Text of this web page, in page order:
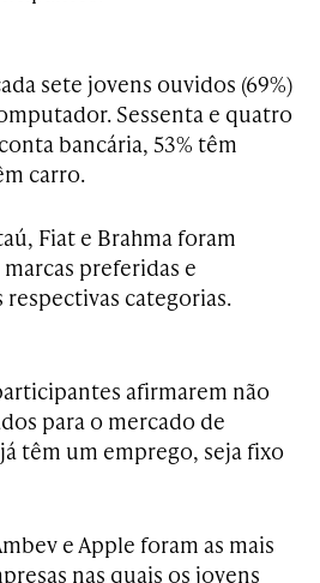
sete jovens ouvidos (69%)
Sessenta e quatro
bancária, 53% têm
carro.
Fiat e Brahma foram
preferidas e
respectivas categorias.
afirmarem não
para o mercado de
têm um emprego, seja fixo
e Apple foram as mais
nas quais os jovens